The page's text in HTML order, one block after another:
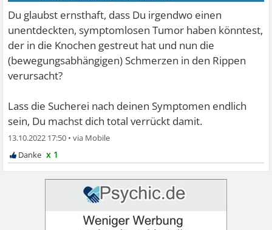
Du glaubst ernsthaft, dass Du irgendwo einen
unentdeckten, symptomlosen Tumor haben könntest,
der in die Knochen gestreut hat und nun die
(bewegungsabhängigen) Schmerzen in den Rippen
verursacht?
Lass die Sucherei nach deinen Symptomen endlich
sein, Du machst dich total verrückt damit.
13.10.2022 17:50 •
x 1